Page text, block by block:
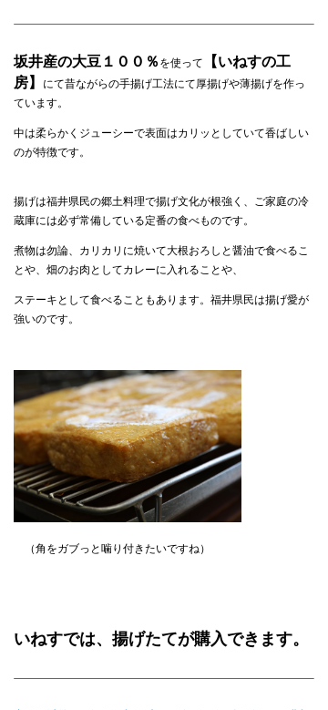
坂井産の大豆１００％ を使って
【いねすの工
房】
にて昔ながらの手揚げ工法にて厚揚げや薄揚げを作っ
ています。
中は柔らかくジューシーで表面はカリッとしていて香ばしい
のが特徴です。
揚げは福井県民の郷土料理で揚げ文化が根強く、ご家庭の冷
蔵庫には必ず常備している定番の食べものです。
煮物は勿論、カリカリに焼いて大根おろしと醤油で食べるこ
とや、畑のお肉としてカレーに入れることや、
ステーキとして食べることもあります。福井県民は揚げ愛が
強いのです。
（角をガブっと噛り付きたいですね）
いねすでは、揚げたてが購入できます。